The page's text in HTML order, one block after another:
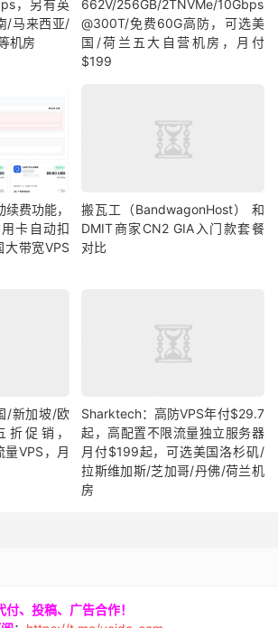
，另有英
/马来西亚/
机房
662V/256GB/2TNVMe/10Gbps
@300T/免费60G高防，可选美
国/荷兰五大自营机房，月付
$199
费功能，
卡自动扣
带宽VPS
搬瓦工（BandwagonHost） 和
DMIT商家CN2 GIA入门款套餐
对比
/新加坡/欧
折促销，
VPS，月
Sharktech：高防VPS年付$29.7
起，高配置不限流量独立服务器
月付$199起，可选美国洛杉矶/
拉斯维加斯/芝加哥/丹佛/荷兰机
房
、投稿、广告合作！